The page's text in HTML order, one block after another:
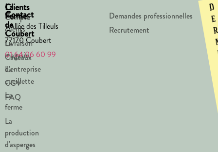
La
Ferme
de
Coubert
Le
magasin
La
cueillette
La
ferme
La
production
d'asperges
Clients
Compte
clients
Livraison
Cadeaux
d’entreprise
CGV
FAQ
Contact
1 Allée des Tilleuls
77170 Coubert
01 64 06 60 99
Demandes professionnelles
Recrutement
D
e